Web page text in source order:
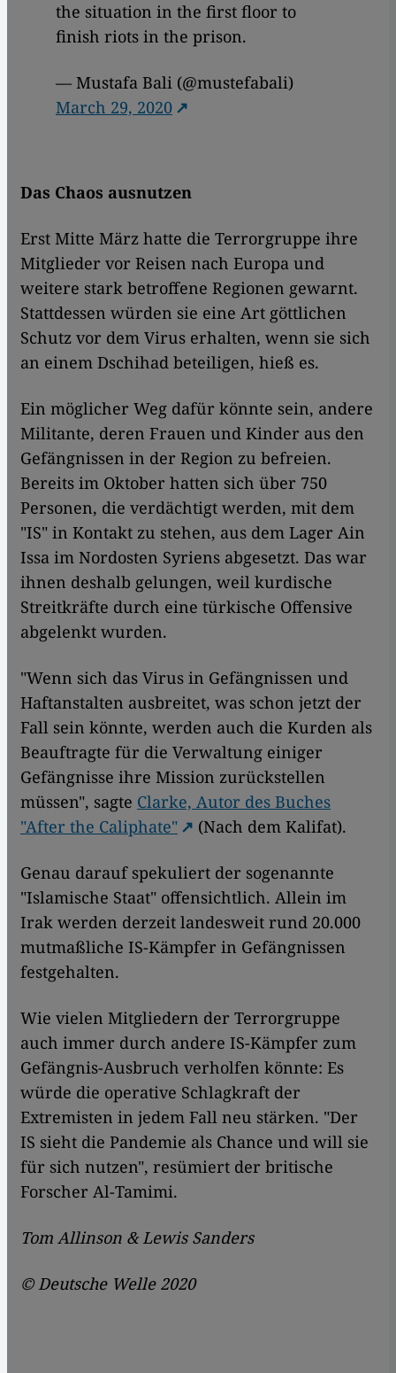
the situation in the first floor to
finish riots in the prison.
— Mustafa Bali (@mustefabali)
March 29, 2020
Das Chaos ausnutzen
Erst Mitte März hatte die Terrorgruppe ihre
Mitglieder vor Reisen nach Europa und
weitere stark betroffene Regionen gewarnt.
Stattdessen würden sie eine Art göttlichen
Schutz vor dem Virus erhalten, wenn sie sich
an einem Dschihad beteiligen, hieß es.
Ein möglicher Weg dafür könnte sein, andere
Militante, deren Frauen und Kinder aus den
Gefängnissen in der Region zu befreien.
Bereits im Oktober hatten sich über 750
Personen, die verdächtigt werden, mit dem
"IS" in Kontakt zu stehen, aus dem Lager Ain
Issa im Nordosten Syriens abgesetzt. Das war
ihnen deshalb gelungen, weil kurdische
Streitkräfte durch eine türkische Offensive
abgelenkt wurden.
"Wenn sich das Virus in Gefängnissen und
Haftanstalten ausbreitet, was schon jetzt der
Fall sein könnte, werden auch die Kurden als
Beauftragte für die Verwaltung einiger
Gefängnisse ihre Mission zurückstellen
müssen", sagte Clarke, Autor des Buches
"After the Caliphate"
(Nach dem Kalifat).
Genau darauf spekuliert der sogenannte
"Islamische Staat" offensichtlich. Allein im
Irak werden derzeit landesweit rund 20.000
mutmaßliche IS-Kämpfer in Gefängnissen
festgehalten.
Wie vielen Mitgliedern der Terrorgruppe
auch immer durch andere IS-Kämpfer zum
Gefängnis-Ausbruch verholfen könnte: Es
würde die operative Schlagkraft der
Extremisten in jedem Fall neu stärken. "Der
IS sieht die Pandemie als Chance und will sie
für sich nutzen", resümiert der britische
Forscher Al-Tamimi.
Tom Allinson & Lewis Sanders
© Deutsche Welle 2020